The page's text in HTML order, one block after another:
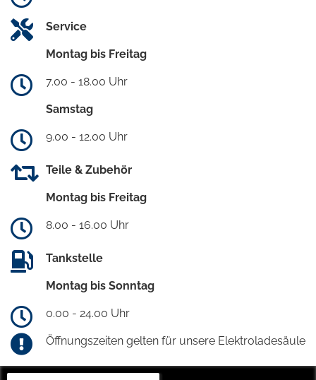
Service
Montag bis Freitag
7.00 - 18.00 Uhr
Samstag
9.00 - 12.00 Uhr
Teile & Zubehör
Montag bis Freitag
8.00 - 16.00 Uhr
Tankstelle
Montag bis Sonntag
0.00 - 24.00 Uhr
Öffnungszeiten gelten für unsere Elektroladesäule